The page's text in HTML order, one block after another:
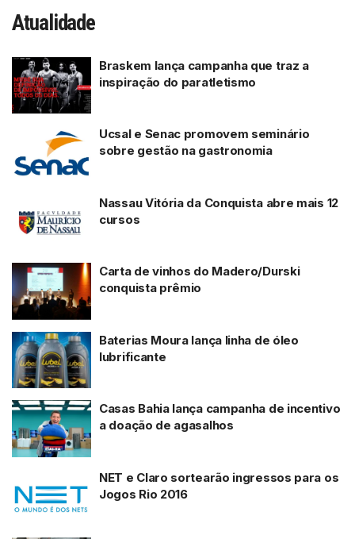
Atualidade
Braskem lança campanha que traz a
inspiração do paratletismo
Ucsal e Senac promovem seminário
sobre gestão na gastronomia
Nassau Vitória da Conquista abre mais 12
cursos
Carta de vinhos do Madero/Durski
conquista prêmio
Baterias Moura lança linha de óleo
lubrificante
Casas Bahia lança campanha de incentivo
a doação de agasalhos
NET e Claro sortearão ingressos para os
Jogos Rio 2016